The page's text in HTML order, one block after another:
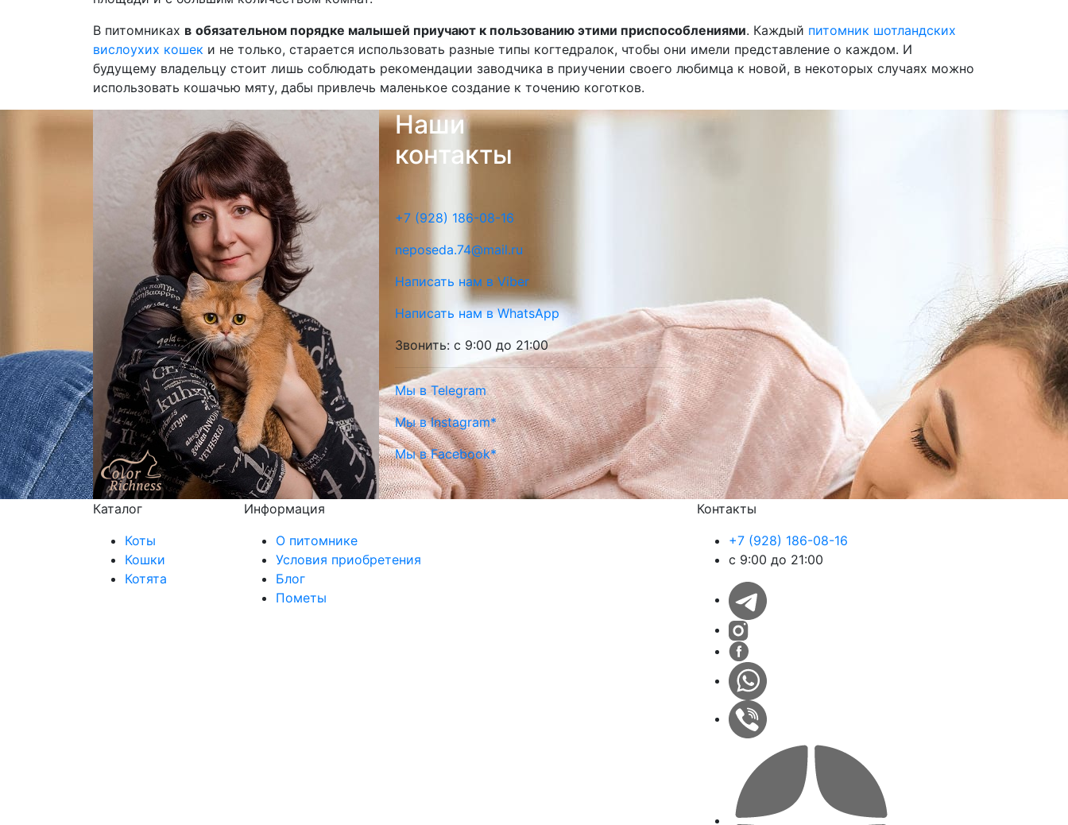
В питомниках в обязательном порядке малышей приучают к пользованию этими приспособлениями. Каждый питомник шотландских
вислоухих кошек и не только, старается использовать разные типы когтедралок, чтобы они имели представление о каждом. И
будущему владельцу стоит лишь соблюдать рекомендации заводчика в приучении своего любимца к новой, в некоторых случаях можно
использовать кошачью мяту, дабы привлечь маленькое создание к точению коготков.
Наши
контакты
+7 (928) 186-08-16
neposeda.74@mail.ru
Написать нам в Viber
Написать нам в WhatsApp
Звонить: с 9:00 до 21:00
Мы в Telegram
Мы в Instagram*
Мы в Facebook*
Каталог
Коты
Кошки
Котята
Информация
О питомнике
Условия приобретения
Блог
Пометы
Контакты
+7 (928) 186-08-16
с 9:00 до 21:00